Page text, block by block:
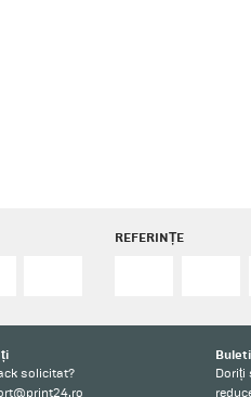
REFERINȚE
solicitat?
Doriți